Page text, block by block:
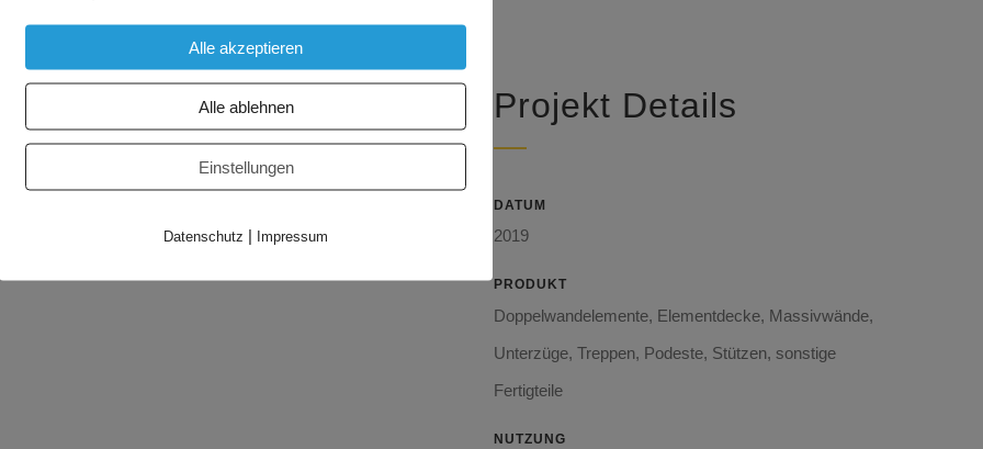
Projekt Details
DATUM
2019
PRODUKT
Doppelwandelemente, Elementdecke, Massivwände,
Unterzüge, Treppen, Podeste, Stützen, sonstige
Fertigteile
NUTZUNG
Alle akzeptieren
Alle ablehnen
Einstellungen
Datenschutz | Impressum